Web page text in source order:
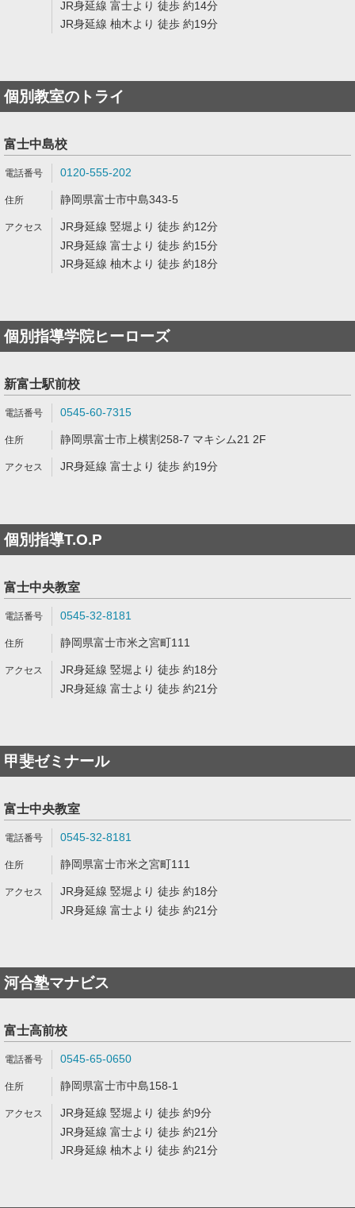
JR身延線 富士より 徒歩 約14分
JR身延線 柚木より 徒歩 約19分
個別教室のトライ
富士中島校
0120-555-202
静岡県富士市中島343-5
JR身延線 竪堀より 徒歩 約12分
JR身延線 富士より 徒歩 約15分
JR身延線 柚木より 徒歩 約18分
個別指導学院ヒーローズ
新富士駅前校
0545-60-7315
静岡県富士市上横割258-7 マキシム21 2F
JR身延線 富士より 徒歩 約19分
個別指導T.O.P
富士中央教室
0545-32-8181
静岡県富士市米之宮町111
JR身延線 竪堀より 徒歩 約18分
JR身延線 富士より 徒歩 約21分
甲斐ゼミナール
富士中央教室
0545-32-8181
静岡県富士市米之宮町111
JR身延線 竪堀より 徒歩 約18分
JR身延線 富士より 徒歩 約21分
河合塾マナビス
富士高前校
0545-65-0650
静岡県富士市中島158-1
JR身延線 竪堀より 徒歩 約9分
JR身延線 富士より 徒歩 約21分
JR身延線 柚木より 徒歩 約21分